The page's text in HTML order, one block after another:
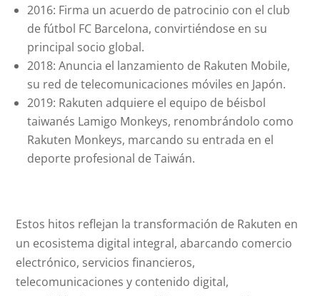
2016: Firma un acuerdo de patrocinio con el club
de fútbol FC Barcelona, convirtiéndose en su
principal socio global.
2018: Anuncia el lanzamiento de Rakuten Mobile,
su red de telecomunicaciones móviles en Japón.
2019: Rakuten adquiere el equipo de béisbol
taiwanés Lamigo Monkeys, renombrándolo como
Rakuten Monkeys, marcando su entrada en el
deporte profesional de Taiwán.
Estos hitos reflejan la transformación de Rakuten en
un ecosistema digital integral, abarcando comercio
electrónico, servicios financieros,
telecomunicaciones y contenido digital,